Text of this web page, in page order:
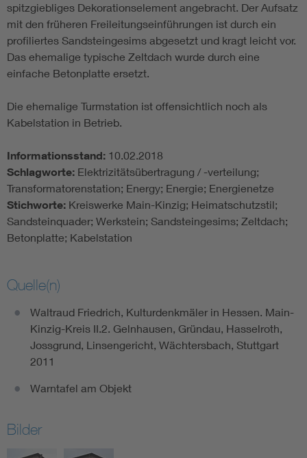
spitzgiebliges Dekorationselement angebracht. Der Aufsatz
mit den früheren Freileitungseinführungen ist durch ein
profiliertes Sandsteingesims abgesetzt und kragt leicht vor.
Das ehemalige typische Zeltdach wurde durch eine
einfache Betonplatte ersetzt.
Die ehemalige Turmstation ist offensichtlich noch als
Kabelstation in Betrieb.
Informationsstand: 10.02.2018
Schlagworte: Elektrizitätsübertragung / -verteilung;
Transformatorenstation; Energy; Energie; Energienetze
Stichworte: Kreiswerke Main-Kinzig; Heimatschutzstil;
Sandsteinquader; Werkstein; Sandsteingesims; Zeltdach;
Betonplatte; Kabelstation
Quelle(n)
Waltraud Friedrich, Kulturdenkmäler in Hessen. Main-
Kinzig-Kreis II.2. Gelnhausen, Gründau, Hasselroth,
Jossgrund, Linsengericht, Wächtersbach, Stuttgart
2011
Warntafel am Objekt
Bilder